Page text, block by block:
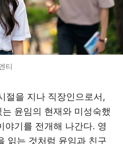
티
절을 지나 직장인으로서,
윤임의 현재와 미성숙했
야기를 전개해 나간다. 영
읽는 것처럼 윤임과 친구